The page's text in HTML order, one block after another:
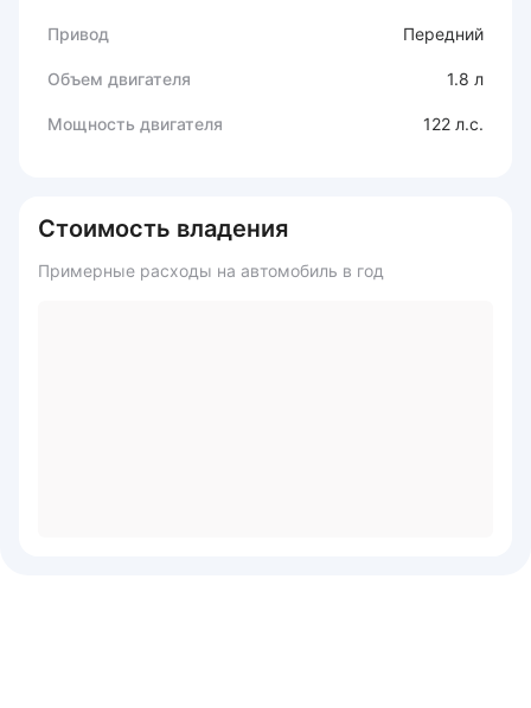
Привод Передний
Объем двигателя 1.8 л
Мощность двигателя 122 л.с.
Стоимость владения
Примерные расходы на автомобиль в год